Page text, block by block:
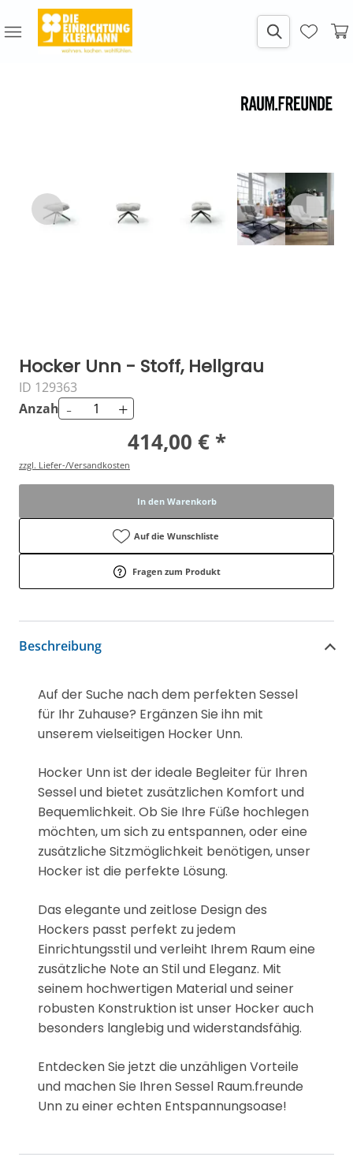
Hocker Unn - Stoff, Hellgrau
ID 129363
Anzahl - +
414,00 € *
zzgl. Liefer-/Versandkosten
In den Warenkorb
Auf die Wunschliste
Fragen zum Produkt
Beschreibung
Auf der Suche nach dem perfekten Sessel
für Ihr Zuhause? Ergänzen Sie ihn mit
unserem vielseitigen Hocker Unn.
Hocker Unn ist der ideale Begleiter für Ihren
Sessel und bietet zusätzlichen Komfort und
Bequemlichkeit. Ob Sie Ihre Füße hochlegen
möchten, um sich zu entspannen, oder eine
zusätzliche Sitzmöglichkeit benötigen, unser
Hocker ist die perfekte Lösung.
Das elegante und zeitlose Design des
Hockers passt perfekt zu jedem
Einrichtungsstil und verleiht Ihrem Raum eine
zusätzliche Note an Stil und Eleganz. Mit
seinem hochwertigen Material und seiner
robusten Konstruktion ist unser Hocker auch
besonders langlebig und widerstandsfähig.
Entdecken Sie jetzt die unzähligen Vorteile
und machen Sie Ihren Sessel Raum.freunde
Unn zu einer echten Entspannungsoase!